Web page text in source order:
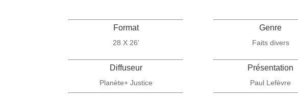
Format
28 X 26’
Diffuseur
Planète+ Justice
Genre
Faits divers
Présentation
Paul Lefèvre